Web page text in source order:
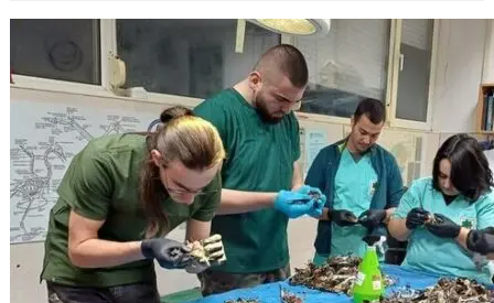
Над 600 птици пострадаха
вследствие на новогодишни
фоерверки край Копривщица